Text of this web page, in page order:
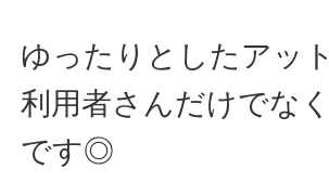
ゆったりとしたアッ
利用者さんだけでな
です◎